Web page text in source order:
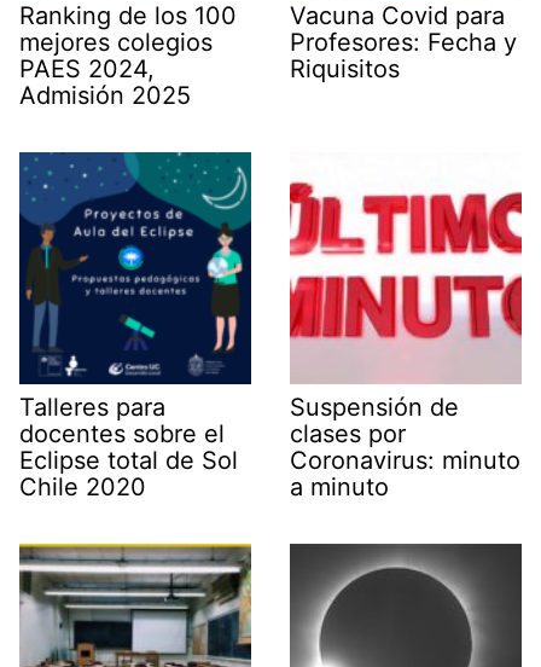
Ranking de los 100
mejores colegios
PAES 2024,
Admisión 2025
Vacuna Covid para
Profesores: Fecha y
Riquisitos
Talleres para
docentes sobre el
Eclipse total de Sol
Chile 2020
Suspensión de
clases por
Coronavirus: minuto
a minuto